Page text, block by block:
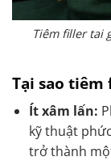
Tiêm filler tai
Tại sao
Ít xâm lấn:
kỹ thuật
trở thành